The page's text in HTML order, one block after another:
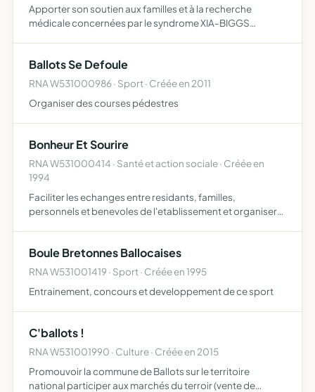
Apporter son soutien aux familles et à la recherche
médicale concernées par le syndrome XIA-BIGGS
qui ont besoi…
Ballots Se Defoule
RNA W531000986 · Sport · Créée en 2011
Organiser des courses pédestres
Bonheur Et Sourire
RNA W531000414 · Santé et action sociale · Créée en
1994
Faciliter les echanges entre residants, familles,
personnels et benevoles de l'etablissement et organiser
Boule Bretonnes Ballocaises
RNA W531001419 · Sport · Créée en 1995
Entrainement, concours et developpement de ce sport
C'ballots !
RNA W531001990 · Culture · Créée en 2015
Promouvoir la commune de Ballots sur le territoire
national participer aux marchés du terroir (vente de